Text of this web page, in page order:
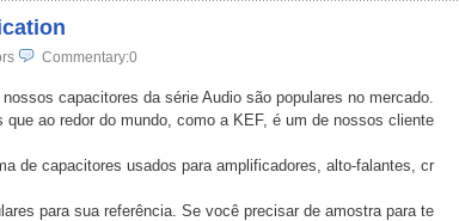
Commentary:0
capacitores da série Audio são populares no mercado.
ao redor do mundo, como a KEF, é um de nossos cliente
de capacitores usados para amplificadores, alto-falantes, cr
para sua referência. Se você precisar de amostra para te